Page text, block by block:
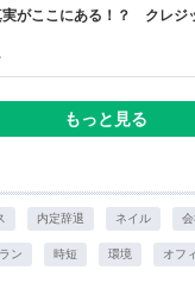
実がここにある！？ クレジ
もっと見る
内定辞退 ネイル 会
ン 時短 環境 オフ